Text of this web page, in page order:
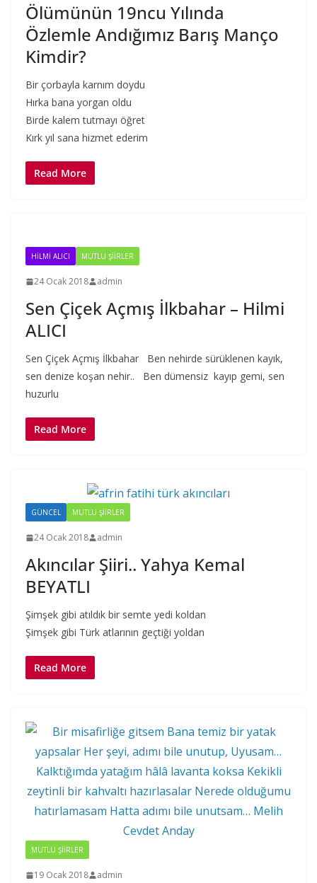
Ölümünün 19ncu Yılında
Özlemle Andığımız Barış Manço
Kimdir?
Bir çorbayla karnım doydu
Hırka bana yorgan oldu
Birde kalem tutmayı öğret
Kırk yıl sana hizmet ederim
Read More
HILMI ALICI MUTLU ŞIIRLER
24 Ocak 2018 admin
Sen Çiçek Açmış İlkbahar – Hilmi
ALICI
Sen Çiçek Açmış İlkbahar Ben nehirde sürüklenen kayık,
sen denize koşan nehir.. Ben dümensiz kayıp gemi, sen
huzurlu
Read More
GÜNCEL MUTLU ŞIIRLER
24 Ocak 2018 admin
Akıncılar Şiiri.. Yahya Kemal
BEYATLI
Şimşek gibi atıldık bir semte yedi koldan
Şimşek gibi Türk atlarının geçtiği yoldan
Read More
MUTLU ŞIIRLER
19 Ocak 2018 admin